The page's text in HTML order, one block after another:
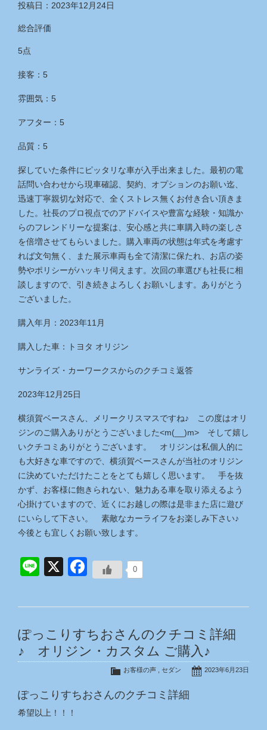
投稿日：2023年12月24日
総合評価
5点
接客：5
雰囲気：5
アフター：5
品質：5
探していた条件にピッタリな車が入手出来ました。最初の電
話問い合わせから現車確認、契約、オプションのお願い迄、
迅速丁寧親切な対応で、全くストレス無くお付き合い頂きま
した。社長のプロ視点でのアドバイスや豊富な経験・知識か
らのフレンドリーな提案は、安心感と共に車購入時の楽しさ
を倍増させてもらいました。購入車両の状態は年式を考慮す
れば文句無く、また展示車両も全て清潔に保たれ、お店の姿
勢やポリシーがハッキリ伺えます。次回の車選びも社長に相
談しますので、引き続きよろしくお願いします。ありがとう
ございました。
購入年月：2023年11月
購入した車：トヨタ オリジン
サンライズ・カーワークスからのクチコミ返答
2023年12月25日
横須賀ベースさん、メリークリスマスですね♪ この度はオリ
ジンのご購入ありがとうございました<m(__)m> そして嬉し
いクチコミありがとうございます。 オリジンは私個人的に
も大好きな車ですので、横須賀ベースさんが当社のオリジン
に決めていただけたことをとても嬉しく思います。 手を抜
かず、お客様に飽きられない、魅力ある車を取り添えるよう
心掛けていますので、近くにお越しの際は是非また店に遊び
にいらして下さい。 素敵なカーライフをお楽しみ下さい♪
今後とも宜しくお願い致します。
0
Line
X Facebook
ぽっこりすちおさんのクチコミ詳細
♪ オリジン・カスタム ご購入♪
2023年6月23日
お客様の声 セダン
ぽっこりすちおさんのクチコミ詳細
希望以上！！！